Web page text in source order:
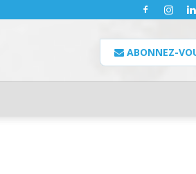
ABONNEZ-